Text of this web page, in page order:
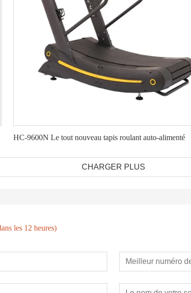
HC-9600N Le tout nouveau tapis roulant auto-alimenté
CHARGER PLUS
les 12 heures)